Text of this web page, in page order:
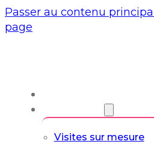
Passer au contenu principal
page
Visites sur mesure